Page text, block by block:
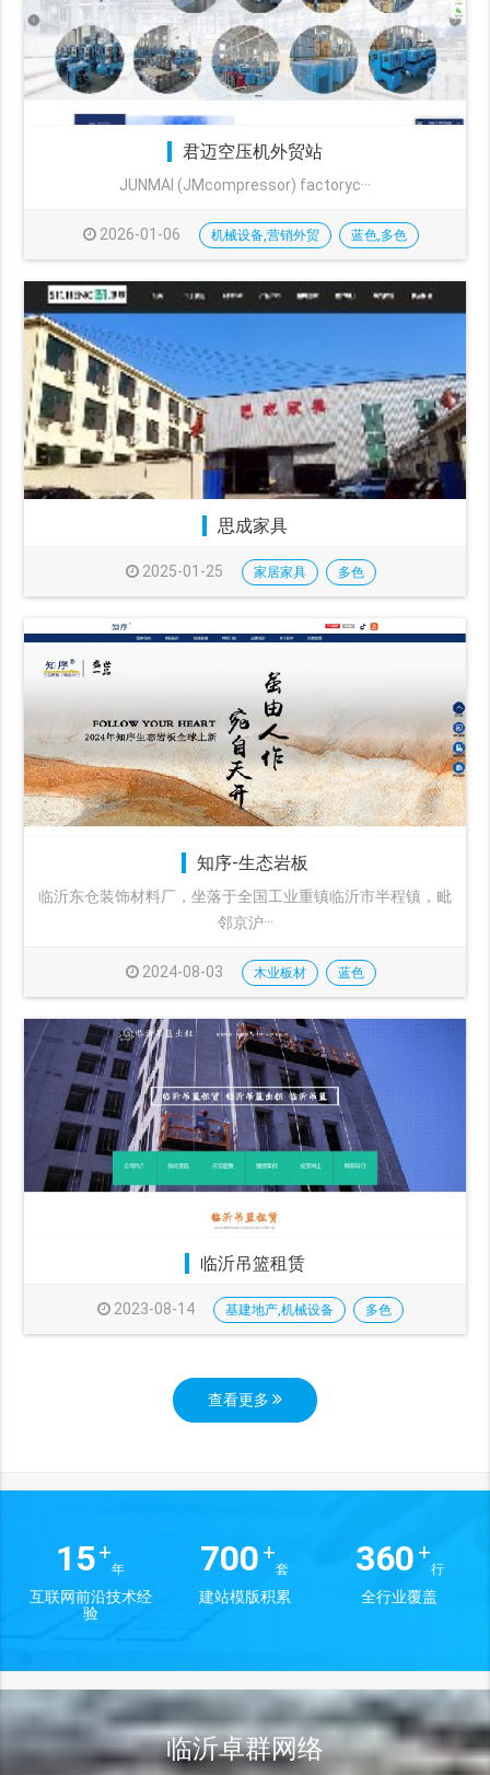
君迈空压机外贸站
JUNMAI (JMcompressor) factoryc···
2026-01-06 机械设备,营销外贸 蓝色,多色
思成家具
2025-01-25 家居家具 多色
知序-生态岩板
临沂东仓装饰材料厂，坐落于全国工业重镇临沂市半程镇，毗
邻京沪···
2024-08-03 木业板材 蓝色
临沂吊篮租赁
2023-08-14 基建地产,机械设备 多色
查看更多
15+
年
互联网前沿技术经
验
700 +
套
建站模版积累
360 +
行
全行业覆盖
临沂卓群网络